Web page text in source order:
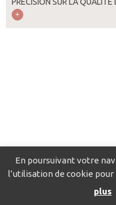
Catalogue pour localiser
Politique de
En poursuivant votre
l’utilisation de cookie
plus